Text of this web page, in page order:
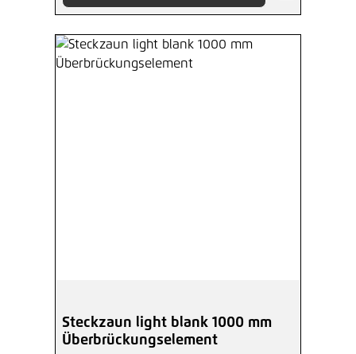
Steckzaun light blank 1000 mm
Überbrückungselement